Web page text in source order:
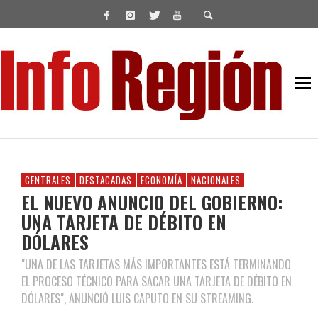
CENTRALES DESTACADAS ECONOMÍA NACIONALES
EL NUEVO ANUNCIO DEL GOBIERNO:
UNA TARJETA DE DÉBITO EN
DÓLARES
"UNA DE LAS TARJETAS MÁS IMPORTANTES ESTÁ TERMINANDO
EL PROCESO TÉCNICO PARA SACAR UNA TARJETA DE DÉBITO EN
DÓLARES", ANUNCIÓ LUIS CAPUTO EN SU STREAMING.